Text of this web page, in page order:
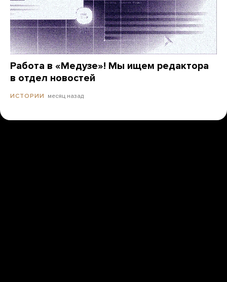
Работа в «Медузе»! Мы ищем редактора
в отдел новостей
ИСТОРИИ месяц назад